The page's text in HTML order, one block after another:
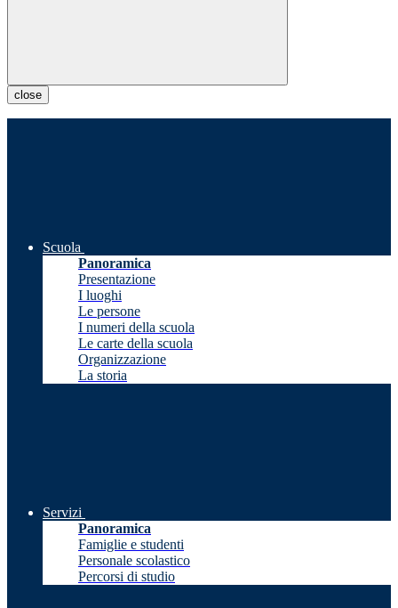
close
Scuola
Panoramica
Presentazione
I luoghi
Le persone
I numeri della scuola
Le carte della scuola
Organizzazione
La storia
Servizi
Panoramica
Famiglie e studenti
Personale scolastico
Percorsi di studio